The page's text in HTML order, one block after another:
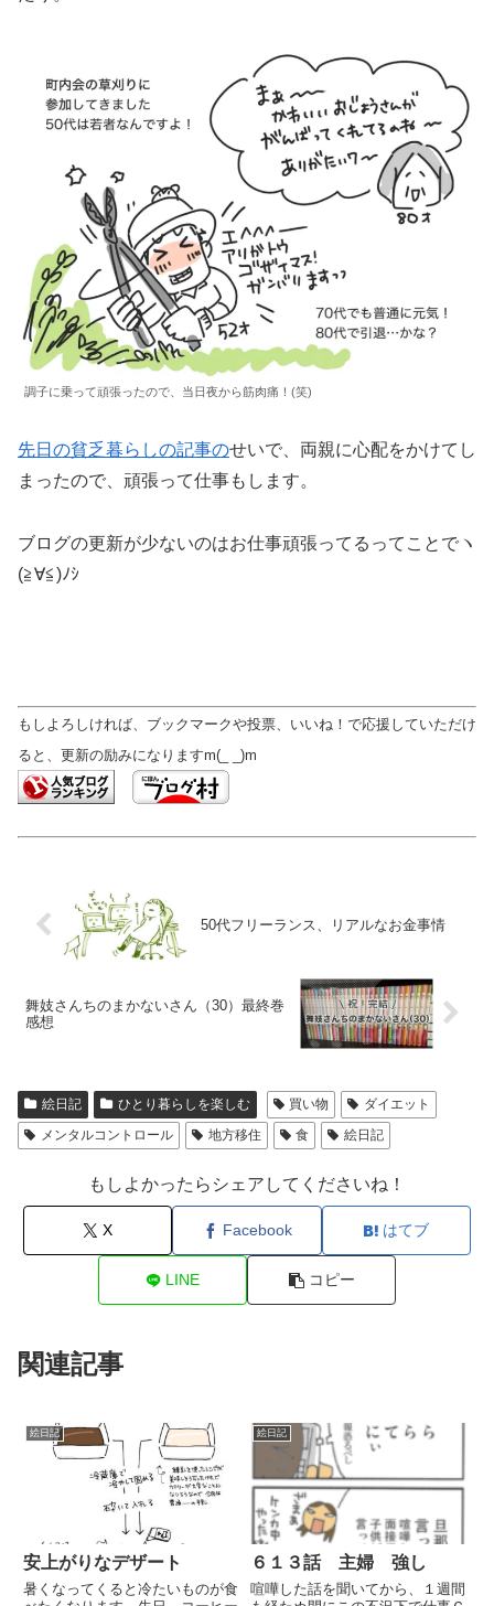
調子に乗って頑張ったので、当日夜から筋肉痛！(笑)
先日の貧乏暮らしの記事のせいで、両親に心配をかけてし
まったので、頑張って仕事もします。
ブログの更新が少ないのはお仕事頑張ってるってことでヽ
(≧∀≦)ﾉｼ
もしよろしければ、ブックマークや投票、いいね！で応援していただけ
ると、更新の励みになりますm(_ _)m
50代フリーランス、リアルなお金事情
舞妓さんちのまかないさん（30）最終巻
感想
絵日記 ひとり暮らしを楽しむ 買い物
ダイエット
メンタルコントロール
地方移住 食 絵日記
もしよかったらシェアしてくださいね！
X Facebook はてブ
LINE コピー
関連記事
絵日記
安上がりなデザート
暑くなってくると冷たいものが食
絵日記
６１３話 主婦 強し
喧嘩した話を聞いてから、１週間